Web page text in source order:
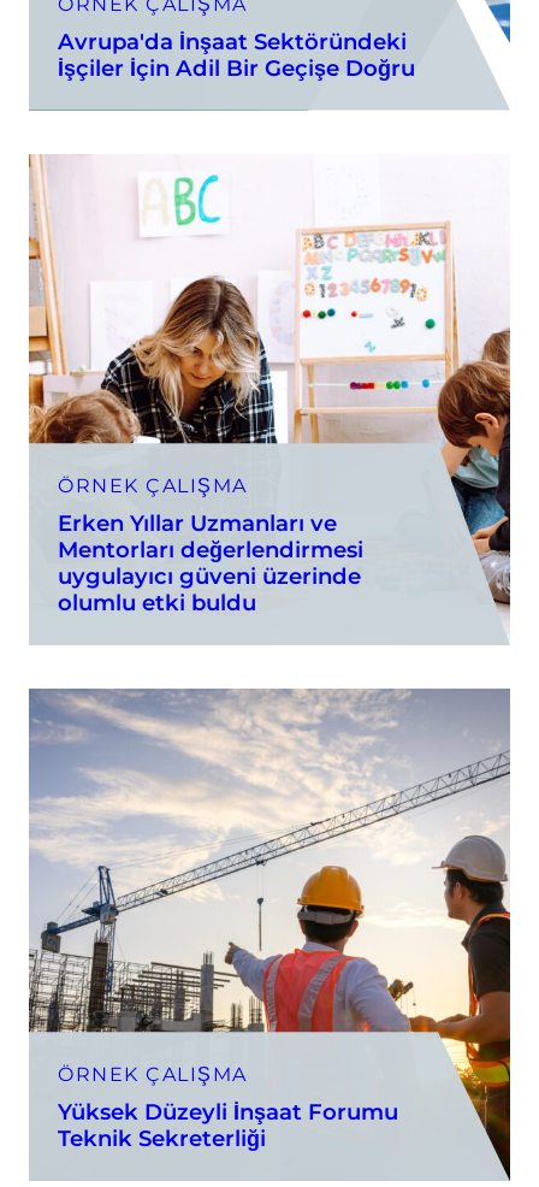
Avrupa'da İnşaat Sektöründeki
İşçiler İçin Adil Bir Geçişe Doğru
ÖRNEK ÇALIŞMA
Erken Yıllar Uzmanları ve
Mentorları değerlendirmesi
uygulayıcı güveni üzerinde
olumlu etki buldu
ÖRNEK ÇALIŞMA
Yüksek Düzeyli İnşaat Forumu
Teknik Sekreterliği